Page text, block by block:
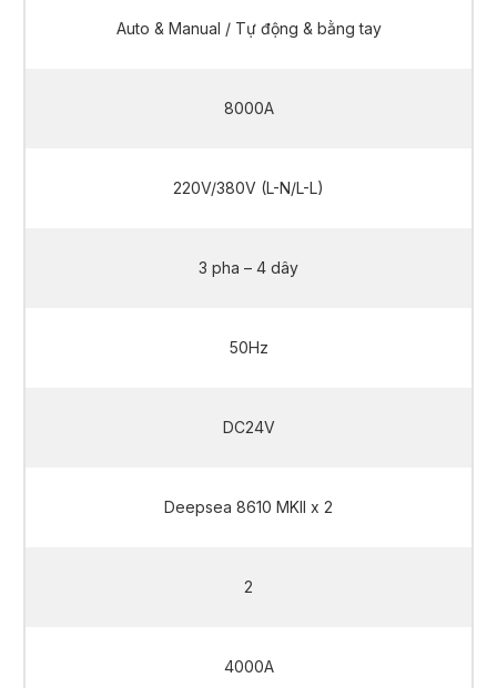
Auto & Manual / Tự động & bằng tay
8000A
220V/380V (L-N/L-L)
3 pha – 4 dây
50Hz
DC24V
Deepsea 8610 MKII x 2
2
4000A